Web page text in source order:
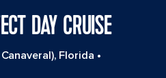
DAY CRUISE
Florida •